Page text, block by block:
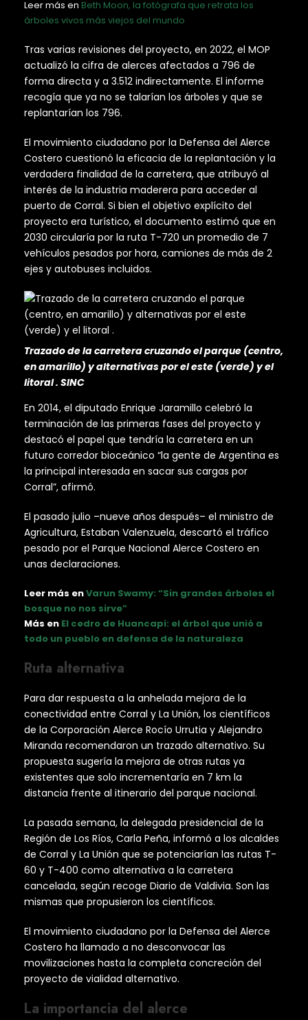
Leer más en Beth Moon, la fotógrafa que retrata los
árboles vivos más viejos del mundo
Tras varias revisiones del proyecto, en 2022, el MOP
actualizó la cifra de alerces afectados a 796 de
forma directa y a 3.512 indirectamente. El informe
recogía que ya no se talarían los árboles y que se
replantarían los 796.
El movimiento ciudadano por la Defensa del Alerce
Costero cuestionó la eficacia de la replantación y la
verdadera finalidad de la carretera, que atribuyó al
interés de la industria maderera para acceder al
puerto de Corral. Si bien el objetivo explícito del
proyecto era turístico, el documento estimó que en
2030 circularía por la ruta T-720 un promedio de 7
vehículos pesados por hora, camiones de más de 2
ejes y autobuses incluidos.
Trazado de la carretera cruzando el parque (centro,
en amarillo) y alternativas por el este (verde) y el
litoral . SINC
En 2014, el diputado Enrique Jaramillo celebró la
terminación de las primeras fases del proyecto y
destacó el papel que tendría la carretera en un
futuro corredor bioceánico “la gente de Argentina es
la principal interesada en sacar sus cargas por
Corral”, afirmó.
El pasado julio –nueve años después– el ministro de
Agricultura, Estaban Valenzuela, descartó el tráfico
pesado por el Parque Nacional Alerce Costero en
unas declaraciones.
Leer más enVarun Swamy: “Sin grandes árboles el
bosque no nos sirve”
Más en El cedro de Huancapi: el árbol que unió a
todo un pueblo en defensa de la naturaleza
Ruta alternativa
Para dar respuesta a la anhelada mejora de la
conectividad entre Corral y La Unión, los científicos
de la Corporación Alerce Rocío Urrutia y Alejandro
Miranda recomendaron un trazado alternativo. Su
propuesta sugería la mejora de otras rutas ya
existentes que solo incrementaría en 7 km la
distancia frente al itinerario del parque nacional.
La pasada semana, la delegada presidencial de la
Región de Los Ríos, Carla Peña, informó a los alcaldes
de Corral y La Unión que se potenciarían las rutas T-
60 y T-400 como alternativa a la carretera
cancelada, según recoge Diario de Valdivia. Son las
mismas que propusieron los científicos.
El movimiento ciudadano por la Defensa del Alerce
Costero ha llamado a no desconvocar las
movilizaciones hasta la completa concreción del
proyecto de vialidad alternativo.
La importancia del alerce